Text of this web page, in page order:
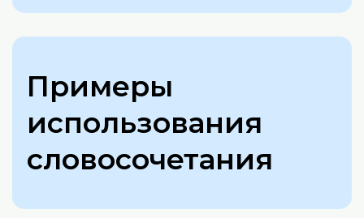
Примеры
использования
словосочетания